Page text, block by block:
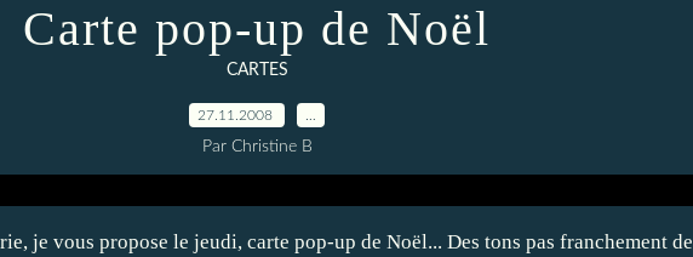
Carte pop-up de Noël
CARTES
27.11.2008
Par Christine B
je vous propose le jeudi, carte pop-up de Noël... Des tons pas franchement de